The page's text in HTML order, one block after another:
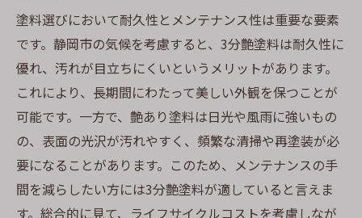
塗料選びにおいて耐久性とメンテナンス性は重要な要素
です。静岡市の気候を考慮すると、3分艶塗料は耐久性に
優れ、汚れが目立ちにくいというメリットがあります。
これにより、長期間にわたって美しい外観を保つことが
可能です。一方で、艶あり塗料は日光や風雨に強いもの
の、表面の光沢が汚れやすく、頻繁な清掃や再塗装が必
要になることがあります。このため、メンテナンスの手
間を減らしたい方には3分艶塗料が適していると言えま
す。総合的に見て、ライフサイクルコストを考慮しなが